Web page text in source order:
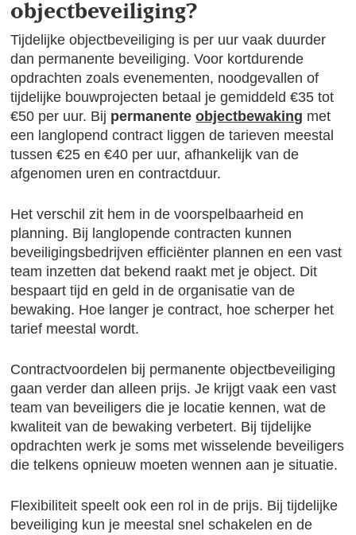
objectbeveiliging?
Tijdelijke objectbeveiliging is per uur vaak duurder
dan permanente beveiliging. Voor kortdurende
opdrachten zoals evenementen, noodgevallen of
tijdelijke bouwprojecten betaal je gemiddeld €35 tot
€50 per uur. Bij permanenteobjectbewaking met
een langlopend contract liggen de tarieven meestal
tussen €25 en €40 per uur, afhankelijk van de
afgenomen uren en contractduur.
Het verschil zit hem in de voorspelbaarheid en
planning. Bij langlopende contracten kunnen
beveiligingsbedrijven efficiënter plannen en een vast
team inzetten dat bekend raakt met je object. Dit
bespaart tijd en geld in de organisatie van de
bewaking. Hoe langer je contract, hoe scherper het
tarief meestal wordt.
Contractvoordelen bij permanente objectbeveiliging
gaan verder dan alleen prijs. Je krijgt vaak een vast
team van beveiligers die je locatie kennen, wat de
kwaliteit van de bewaking verbetert. Bij tijdelijke
opdrachten werk je soms met wisselende beveiligers
die telkens opnieuw moeten wennen aan je situatie.
Flexibiliteit speelt ook een rol in de prijs. Bij tijdelijke
beveiliging kun je meestal snel schakelen en de